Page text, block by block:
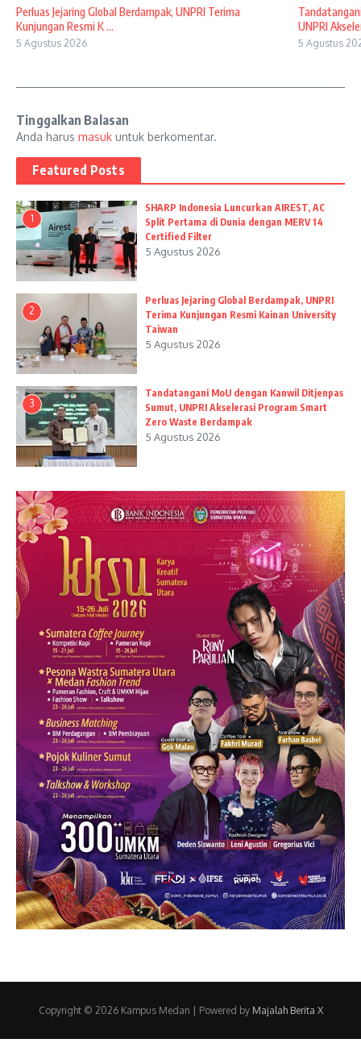
Perluas Jejaring Global Berdampak, UNPRI Terima
Kunjungan Resmi K ...
5 Agustus 2026
UNPRI
5 Agustus
Tinggalkan Balasan
Anda harus masuk untuk berkomentar.
Featured Posts
1
SHARP Indonesia Luncurkan AIREST, AC
Split Pertama di Dunia dengan MERV 14
Certified Filter
5 Agustus 2026
2
Perluas Jejaring Global Berdampak, UNPRI
Terima Kunjungan Resmi Kainan University
Taiwan
5 Agustus 2026
3
Tandatangani MoU dengan Kanwil Ditjenpas
Sumut, UNPRI Akselerasi Program Smart
Zero Waste Berdampak
5 Agustus 2026
Copyright © 2026 Kampus Medan | Powered by Majalah Berita X